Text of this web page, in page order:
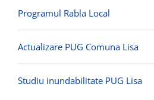
Programul Rabla Local
Actualizare PUG Comuna Lisa
Studiu inundabilitate PUG Lisa